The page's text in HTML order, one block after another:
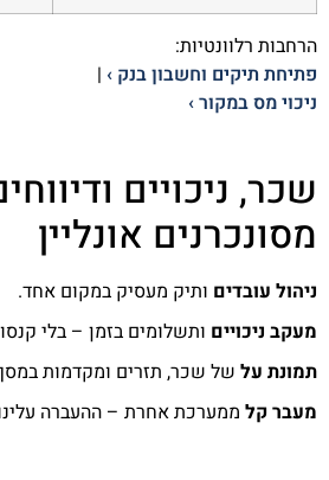
הרחבות רלוונטיות:
פתיחת תיקים וחשבון בנק › |
ניכוי מס במקור ›
שכר, ניכויים
מסונכרנים אונליין
ניהול עובדים ותיק מעסיק במקום אחד.
מעקב ניכויים ותשלומים בזמן – בלי
תמונת על של שכר, תזרים ומקדמות
מעבר קל ממערכת אחרת – ההעברה